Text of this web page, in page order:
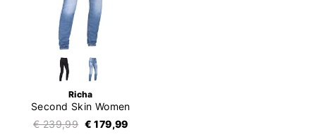
Richa
Second Skin Women
€ 239,99 € 179,99